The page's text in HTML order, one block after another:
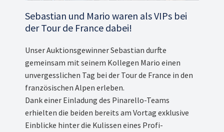
Sebastian und Mario waren als VIPs bei
der Tour de France dabei!
Unser Auktionsgewinner Sebastian durfte
gemeinsam mit seinem Kollegen Mario einen
unvergesslichen Tag bei der Tour de France in den
französischen Alpen erleben.
Dank einer Einladung des Pinarello-Teams
erhielten die beiden bereits am Vortag exklusive
Einblicke hinter die Kulissen eines Profi-